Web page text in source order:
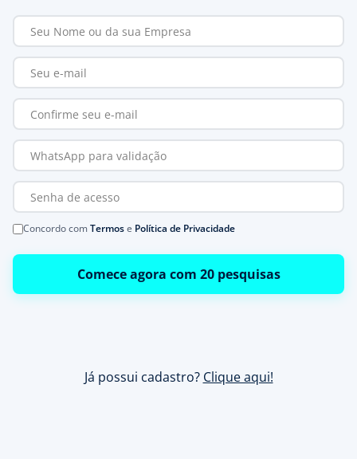
Concordo comTermose Política de Privacidade
Comece agora com 20 pesquisas
Já possui cadastro? Clique aqui!